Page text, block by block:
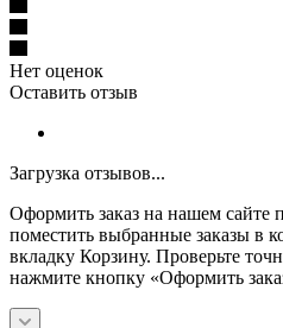
Нет оценок
Оставить отзыв
Загрузка отзывов...
Оформить заказ на нашем сайте
поместить выбранные заказы в
вкладку Корзину. Проверьте
нажмите кнопку «Оформить